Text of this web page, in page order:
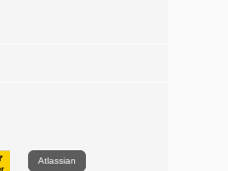
Atlassian